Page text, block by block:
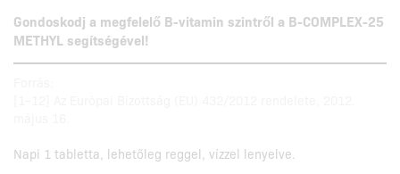
Gondoskodj a megfelelő B-vitamin szintről a B-COMPLEX-25
METHYL segítségével!
Napi 1 tabletta, lehetőleg reggel, vízzel lenyelve.